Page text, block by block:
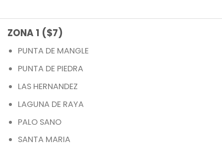
ZONA 1 ($7)
PUNTA DE MANGLE
PUNTA DE PIEDRA
LAS HERNANDEZ
LAGUNA DE RAYA
PALO SANO
SANTA MARIA